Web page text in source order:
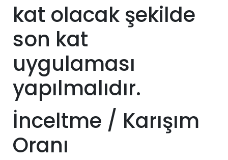
kat olacak şekilde
son kat
uygulaması
yapılmalıdır.
İnceltme / Karışım
Oranı